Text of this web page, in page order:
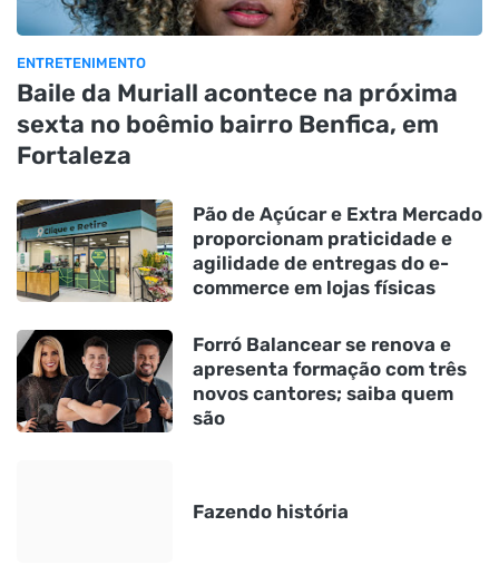
ENTRETENIMENTO
Baile da Muriall acontece na próxima
sexta no boêmio bairro Benfica, em
Fortaleza
Pão de Açúcar e Extra Mercado
proporcionam praticidade e
agilidade de entregas do e-
commerce em lojas físicas
Forró Balancear se renova e
apresenta formação com três
novos cantores; saiba quem
são
Fazendo história